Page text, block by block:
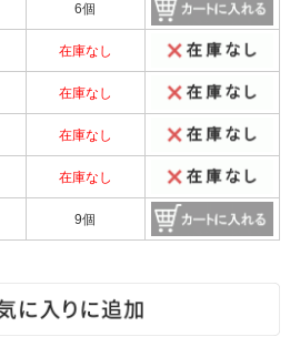
6個
在庫なし
在庫なし
在庫なし
在庫なし
9個